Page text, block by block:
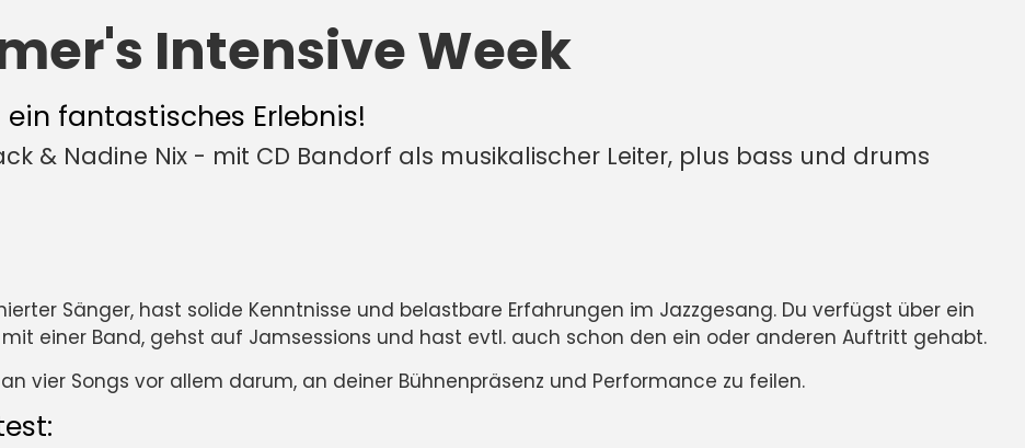
Intensive Week
fantastisches Erlebnis!
& Nadine Nix - mit CD Bandorf als musikalischer Leiter, plus bass und drums
Sänger, hast solide Kenntnisse und belastbare Erfahrungen im Jazzgesang. Du verfügst über ein
einer Band, gehst auf Jamsessions und hast evtl. auch schon den ein oder anderen Auftritt gehabt.
vier Songs vor allem darum, an deiner Bühnenpräsenz und Performance zu feilen.